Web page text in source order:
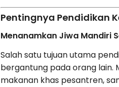
Pentingnya Pendidikan
Menanamkan Jiwa Mandiri
Salah satu tujuan utama
bergantung pada orang lain.
makanan khas pesantren,